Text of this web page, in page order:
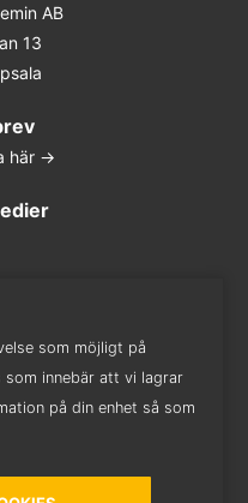
AB
13
här ->
oss
82 82
som möjligt på
som innebär att vi lagrar
på din enhet så som